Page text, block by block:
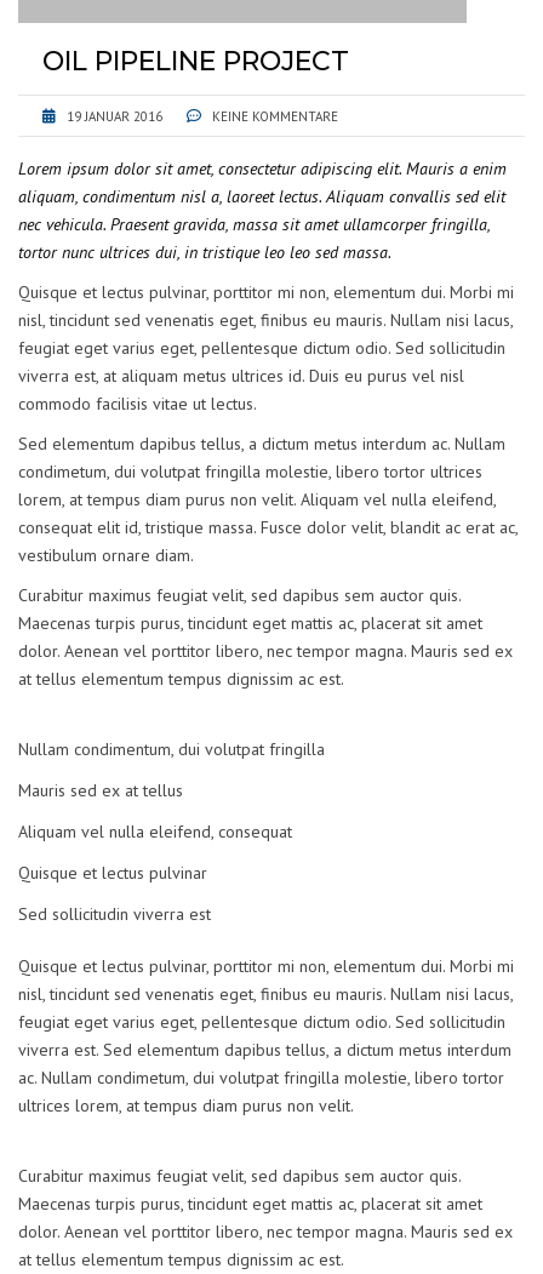
OIL PIPELINE PROJECT
19 JANUAR 2016 KEINE KOMMENTARE
Lorem ipsum dolor sit amet, consectetur adipiscing elit. Mauris a enim
aliquam, condimentum nisl a, laoreet lectus. Aliquam convallis sed elit
nec vehicula. Praesent gravida, massa sit amet ullamcorper fringilla,
tortor nunc ultrices dui, in tristique leo leo sed massa.
Quisque et lectus pulvinar, porttitor mi non, elementum dui. Morbi mi
nisl, tincidunt sed venenatis eget, finibus eu mauris. Nullam nisi lacus,
feugiat eget varius eget, pellentesque dictum odio. Sed sollicitudin
viverra est, at aliquam metus ultrices id. Duis eu purus vel nisl
commodo facilisis vitae ut lectus.
Sed elementum dapibus tellus, a dictum metus interdum ac. Nullam
condimetum, dui volutpat fringilla molestie, libero tortor ultrices
lorem, at tempus diam purus non velit. Aliquam vel nulla eleifend,
consequat elit id, tristique massa. Fusce dolor velit, blandit ac erat ac,
vestibulum ornare diam.
Curabitur maximus feugiat velit, sed dapibus sem auctor quis.
Maecenas turpis purus, tincidunt eget mattis ac, placerat sit amet
dolor. Aenean vel porttitor libero, nec tempor magna. Mauris sed ex
at tellus elementum tempus dignissim ac est.
Nullam condimentum, dui volutpat fringilla
Mauris sed ex at tellus
Aliquam vel nulla eleifend, consequat
Quisque et lectus pulvinar
Sed sollicitudin viverra est
Quisque et lectus pulvinar, porttitor mi non, elementum dui. Morbi mi
nisl, tincidunt sed venenatis eget, finibus eu mauris. Nullam nisi lacus,
feugiat eget varius eget, pellentesque dictum odio. Sed sollicitudin
viverra est. Sed elementum dapibus tellus, a dictum metus interdum
ac. Nullam condimetum, dui volutpat fringilla molestie, libero tortor
ultrices lorem, at tempus diam purus non velit.
Curabitur maximus feugiat velit, sed dapibus sem auctor quis.
Maecenas turpis purus, tincidunt eget mattis ac, placerat sit amet
dolor. Aenean vel porttitor libero, nec tempor magna. Mauris sed ex
at tellus elementum tempus dignissim ac est.